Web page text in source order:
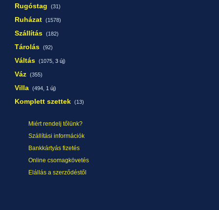
Rugóstag (31)
Ruházat (1578)
Szállítás (182)
Tárolás (92)
Váltás (1075, 3 új)
Váz (355)
Villa (494, 1 új)
Komplett szettek (13)
Miért rendelj tőlünk?
Szállítási információk
Bankkártyás fizetés
Online csomagkövetés
Elállás a szerződéstől